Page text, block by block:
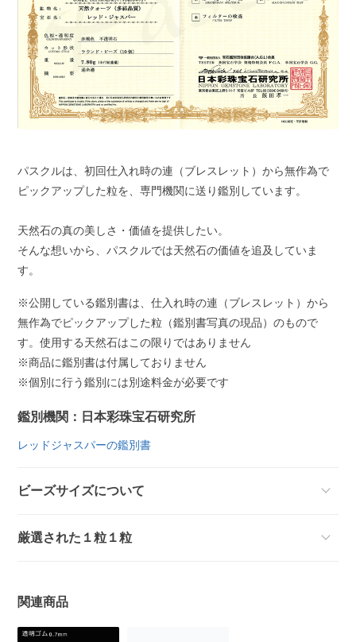
パスクルは、初回仕入れ時の連（ブレスレット）から無作為で
ピックアップした粒を、専門機関に送り鑑別しています。
天然石の真の美しさ・価値を提供したい。
そんな想いから、パスクルでは天然石の価値を追及していま
す。
※公開している鑑別書は、仕入れ時の連（ブレスレット）から
無作為でピックアップした粒（鑑別書写真の現品）のもので
す。使用する天然石はこの限りではありません
※商品に鑑別書は付属しておりません
※個別に行う鑑別には別途料金が必要です
鑑別機関：日本彩珠宝石研究所
レッドジャスパーの鑑別書
ビーズサイズについて
厳選された１粒１粒
関連商品